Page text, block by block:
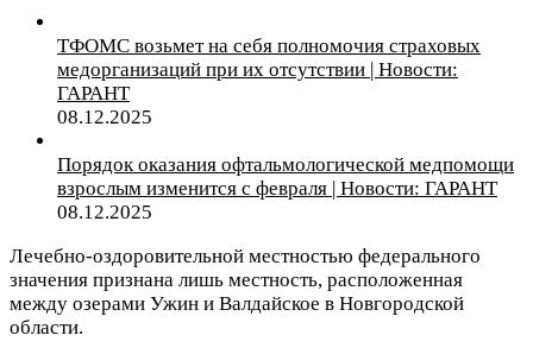
ТФОМС возьмет на себя полномочия страховых
медорганизаций при их отсутствии | Новости:
ГАРАНТ
08.12.2025
Порядок оказания офтальмологической медпомощи
взрослым изменится с февраля | Новости: ГАРАНТ
08.12.2025
Лечебно-оздоровительной местностью федерального
значения признана лишь местность, расположенная
между озерами Ужин и Валдайское в Новгородской
области.